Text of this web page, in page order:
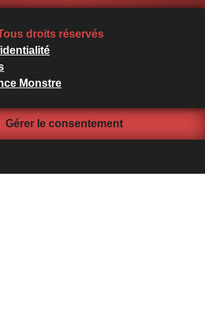
droits réservés
Monstre
Gérer le consentement